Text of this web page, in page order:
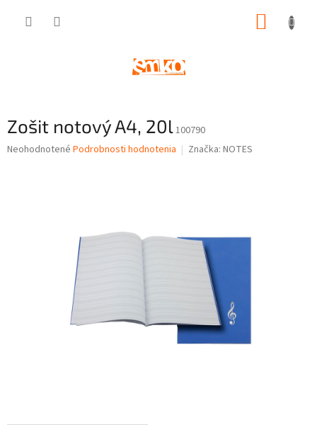
Zošit notový A4, 20l100790
Priemerné
Neohodnotené Podrobnosti hodnotenia Značka: NOTES